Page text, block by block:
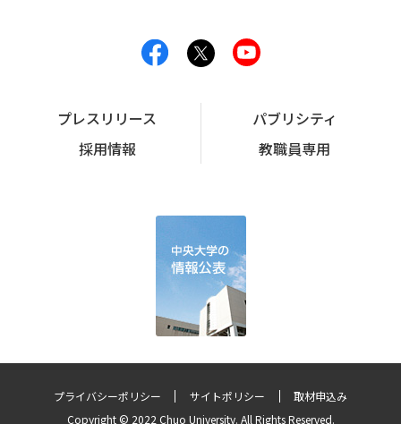
プレスリリース
パブリシティ
採用情報
教職員専用
プライバシーポリシー サイトポリシー
取材申込み
Copyright © 2022 Chuo University. All Rights Reserved.